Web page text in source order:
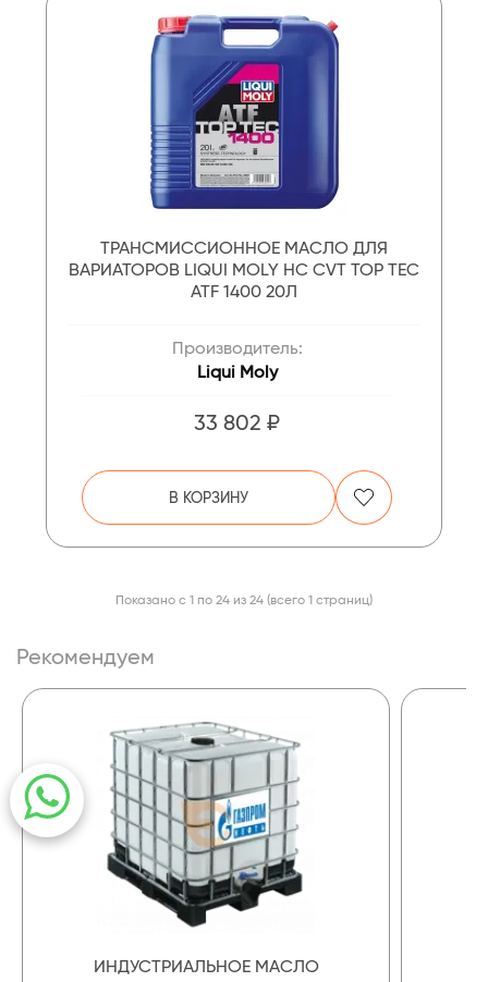
ТРАНСМИССИОННОЕ МАСЛО ДЛЯ
ВАРИАТОРОВ LIQUI MOLY НС CVT TOP TEC
ATF 1400 20Л
Производитель:
Liqui Moly
33 802 ₽
В КОРЗИНУ
Показано с 1 по 24 из 24 (всего 1 страниц)
Рекомендуем
ИНДУСТРИАЛЬНОЕ МАСЛО